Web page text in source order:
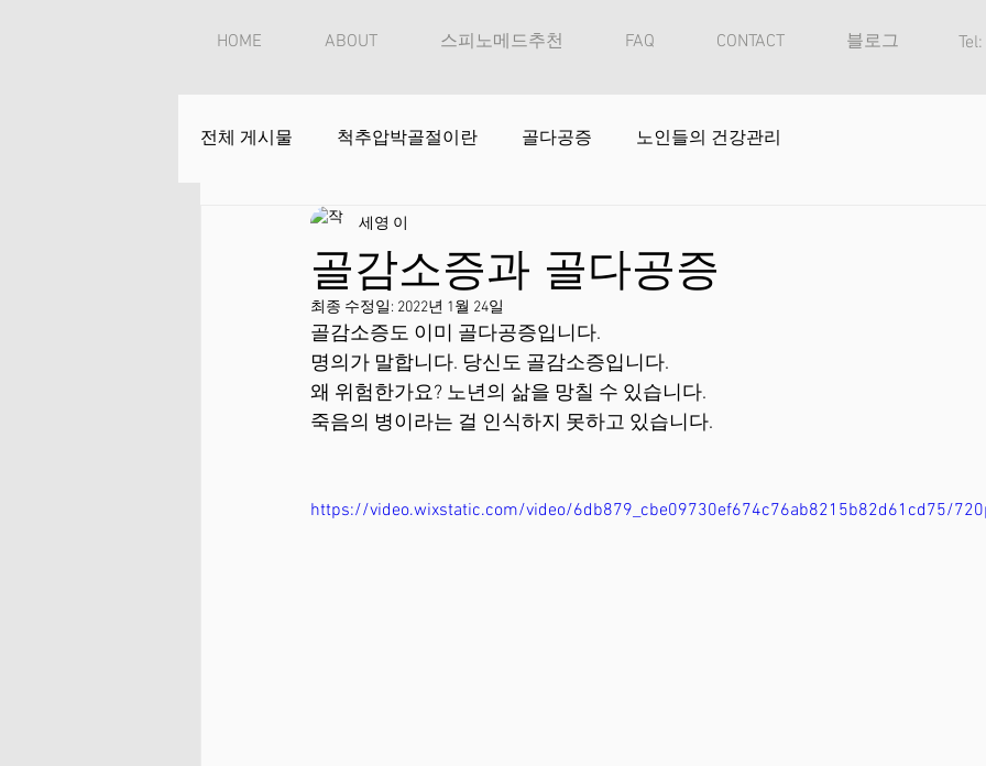
HOME ABOUT 스피노메드추천 FAQ CONTACT 블로그
전체 게시물 척추압박골절이란 골다공증 노인들의 건강관리
골감소증과 골다공증
세영 이
최종 수정일: 2022년 1월 24일
골감소증도 이미 골다공증입니다.
명의가 말합니다. 당신도 골감소증입니다.
왜 위험한가요? 노년의 삶을 망칠 수 있습니다.
죽음의 병이라는 걸 인식하지 못하고 있습니다.
https://video.wixstatic.com/video/6db879_cbe09730ef674c76ab8215b82d61cd75/